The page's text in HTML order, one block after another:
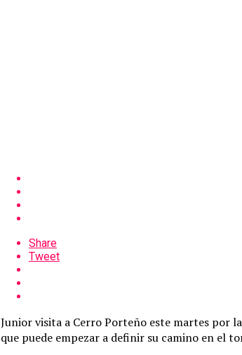
Share
Tweet
Junior visita a Cerro Porteño este martes por
que puede empezar a definir su camino en el